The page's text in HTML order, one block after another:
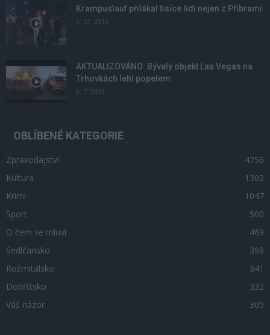
Krampuslauf přilákal tisíce lidí nejen z Příbrami
2. 12. 2016
AKTUALIZOVÁNO: Bývalý objekt Las Vegas na
Trhovkách lehl popelem
8. 7. 2023
OBLÍBENÉ KATEGORIE
Zpravodajství
4756
Kultura
1302
Krimi
1047
Sport
500
O čem se mluví
469
Sedlčansko
398
Rožmitálsko
341
Dobříšsko
332
Váš názor
305